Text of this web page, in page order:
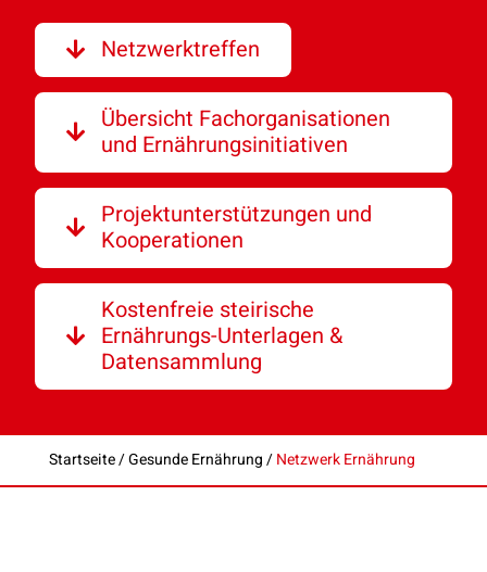
Netzwerktreffen
Übersicht Fachorganisationen
und Ernährungsinitiativen
Projektunterstützungen und
Kooperationen
Kostenfreie steirische
Ernährungs-Unterlagen &
Datensammlung
Startseite/Gesunde Ernährung/Netzwerk Ernährung